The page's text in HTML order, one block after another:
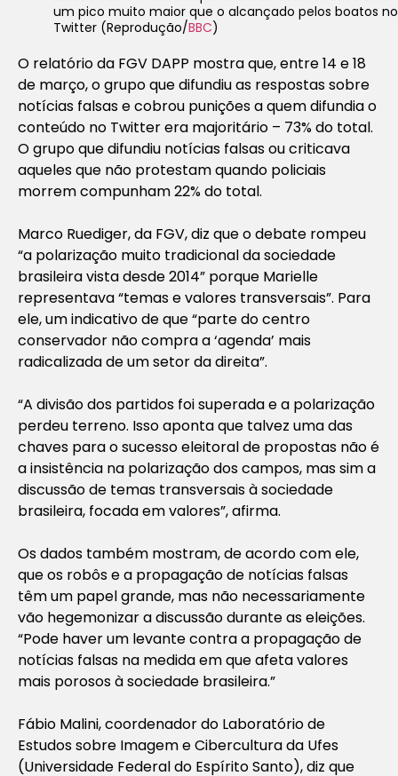
um pico muito maior que o alcançado pelos boatos no
Twitter (Reprodução/BBC)
O relatório da FGV DAPP mostra que, entre 14 e 18
de março, o grupo que difundiu as respostas sobre
notícias falsas e cobrou punições a quem difundia o
conteúdo no Twitter era majoritário – 73% do total.
O grupo que difundiu notícias falsas ou criticava
aqueles que não protestam quando policiais
morrem compunham 22% do total.
Marco Ruediger, da FGV, diz que o debate rompeu
“a polarização muito tradicional da sociedade
brasileira vista desde 2014” porque Marielle
representava “temas e valores transversais”. Para
ele, um indicativo de que “parte do centro
conservador não compra a ‘agenda’ mais
radicalizada de um setor da direita”.
“A divisão dos partidos foi superada e a polarização
perdeu terreno. Isso aponta que talvez uma das
chaves para o sucesso eleitoral de propostas não é
a insistência na polarização dos campos, mas sim a
discussão de temas transversais à sociedade
brasileira, focada em valores”, afirma.
Os dados também mostram, de acordo com ele,
que os robôs e a propagação de notícias falsas
têm um papel grande, mas não necessariamente
vão hegemonizar a discussão durante as eleições.
“Pode haver um levante contra a propagação de
notícias falsas na medida em que afeta valores
mais porosos à sociedade brasileira.”
Fábio Malini, coordenador do Laboratório de
Estudos sobre Imagem e Cibercultura da Ufes
(Universidade Federal do Espírito Santo), diz que